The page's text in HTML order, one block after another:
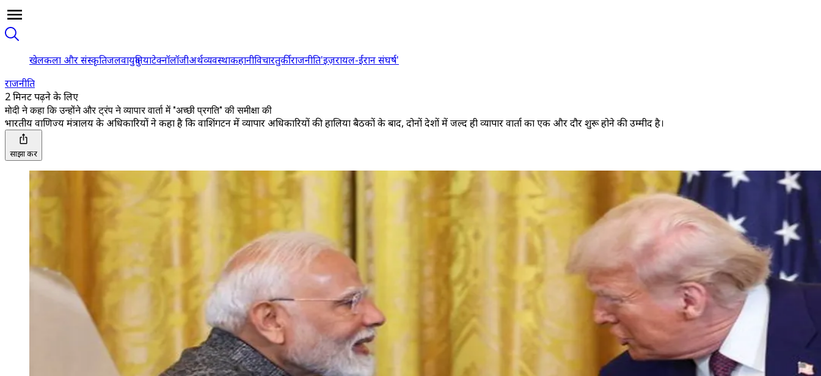
खेलकला और संस्कृतिजलवायुदुनियाटेक्नॉलॉजीअर्थव्यवस्थाकहानीविचारतुर्कीराजनीति'इज़रायल-ईरान संघर्ष'
राजनीति
2 मिनट पढ़ने के लिए
मोदी ने कहा कि उन्होंने और ट्रंप ने व्यापार वार्ता में "अच्छी प्रगति" की समीक्षा की
भारतीय वाणिज्य मंत्रालय के अधिकारियों ने कहा है कि वाशिंगटन में व्यापार अधिकारियों की हालिया बैठकों के बाद, दोनों देशों में जल्द ही व्यापार वार्ता का एक और दौर शुरू होने की उम्मीद है।
साझा करें